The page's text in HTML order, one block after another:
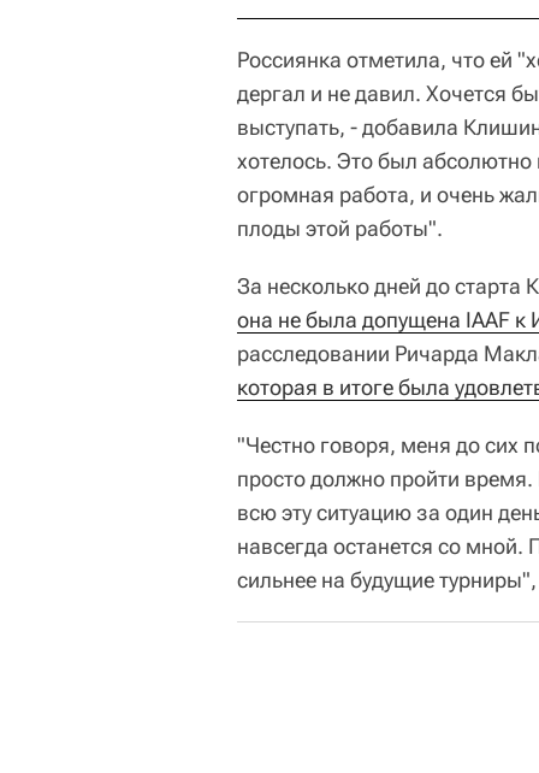
Россиянка отметила, что ей
дергал и не давил. Хочется
выступать, - добавила
хотелось. Это был
огромная работа, и очень
плоды этой работы".
За несколько дней до
она не была допущена IAAF к
расследовании Ричарда
которая в итоге была
"Честно говоря, меня до сих
просто должно пройти
всю эту ситуацию за один
навсегда останется со
сильнее на будущие